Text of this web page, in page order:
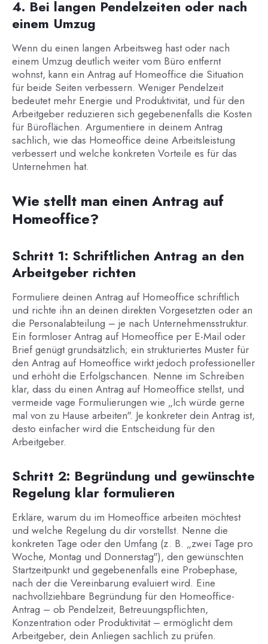
4. Bei langen Pendelzeiten oder nach
einem Umzug
Wenn du einen langen Arbeitsweg hast oder nach
einem Umzug deutlich weiter vom Büro entfernt
wohnst, kann ein Antrag auf Homeoffice die Situation
für beide Seiten verbessern. Weniger Pendelzeit
bedeutet mehr Energie und Produktivität, und für den
Arbeitgeber reduzieren sich gegebenenfalls die Kosten
für Büroflächen. Argumentiere in deinem Antrag
sachlich, wie das Homeoffice deine Arbeitsleistung
verbessert und welche konkreten Vorteile es für das
Unternehmen hat.
Wie stellt man einen Antrag auf
Homeoffice?
Schritt 1: Schriftlichen Antrag an den
Arbeitgeber richten
Formuliere deinen Antrag auf Homeoffice schriftlich
und richte ihn an deinen direkten Vorgesetzten oder an
die Personalabteilung – je nach Unternehmensstruktur.
Ein formloser Antrag auf Homeoffice per E-Mail oder
Brief genügt grundsätzlich; ein strukturiertes Muster für
den Antrag auf Homeoffice wirkt jedoch professioneller
und erhöht die Erfolgschancen. Nenne im Schreiben
klar, dass du einen Antrag auf Homeoffice stellst, und
vermeide vage Formulierungen wie „Ich würde gerne
mal von zu Hause arbeiten". Je konkreter dein Antrag ist,
desto einfacher wird die Entscheidung für den
Arbeitgeber.
Schritt 2: Begründung und gewünschte
Regelung klar formulieren
Erkläre, warum du im Homeoffice arbeiten möchtest
und welche Regelung du dir vorstellst. Nenne die
konkreten Tage oder den Umfang (z. B. „zwei Tage pro
Woche, Montag und Donnerstag"), den gewünschten
Startzeitpunkt und gegebenenfalls eine Probephase,
nach der die Vereinbarung evaluiert wird. Eine
nachvollziehbare Begründung für den Homeoffice-
Antrag – ob Pendelzeit, Betreuungspflichten,
Konzentration oder Produktivität – ermöglicht dem
Arbeitgeber, dein Anliegen sachlich zu prüfen.